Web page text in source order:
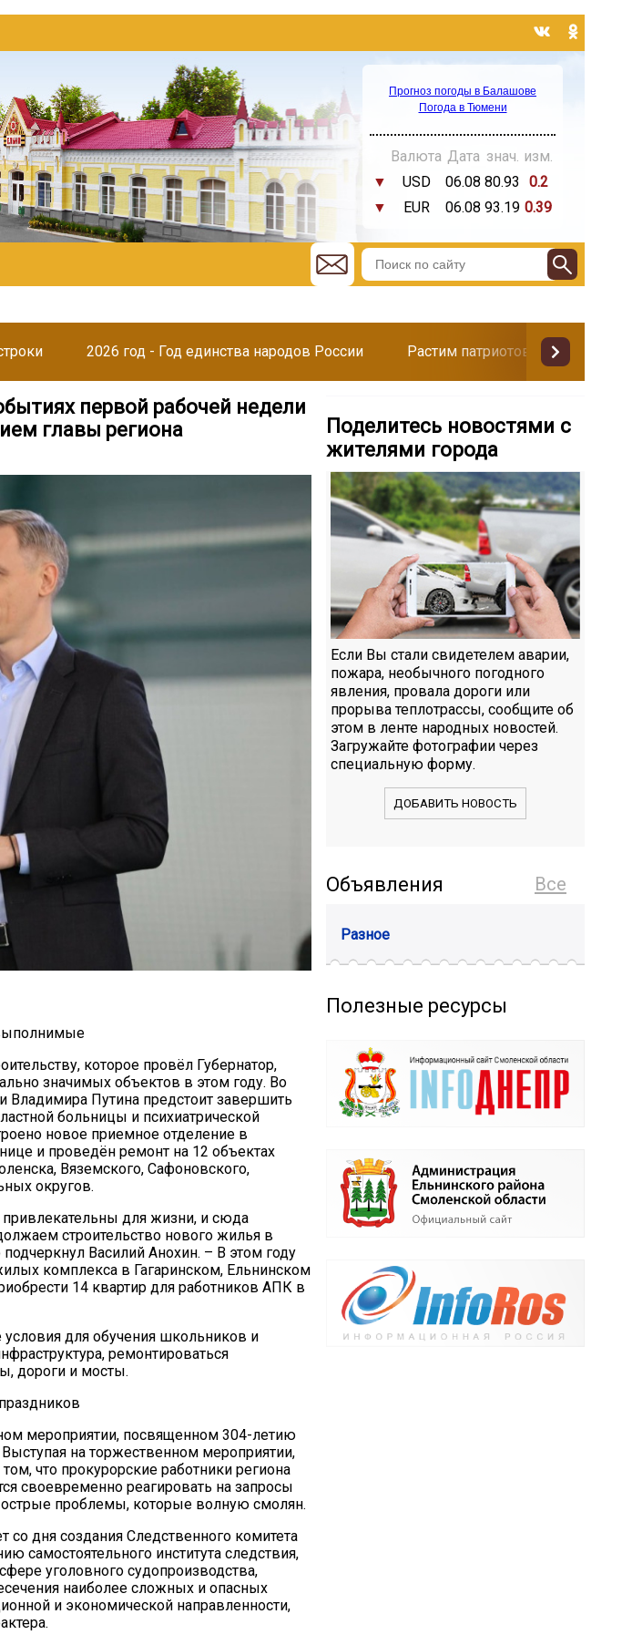
Прогноз погоды в Балашове
Погода в Тюмени
Валюта Дата знач. изм.
▼
USD 06.08 80.93
0.2
▼
EUR 06.08 93.19 0.39
2026 год - Год единства народов России Растим патриотов
первой рабочей недели
главы региона
которое провёл Губернатор,
значимых объектов в этом году. Во
Владимира Путина предстоит завершить
больницы и психиатрической
новое приемное отделение в
и проведён ремонт на 12 объектах
Вяземского, Сафоновского,
округов.
для жизни, и сюда
строительство нового жилья в
Василий Анохин. – В этом году
комплекса в Гагаринском, Ельнинском
14 квартир для работников АПК в
для обучения школьников и
ремонтироваться
дороги и мосты.
мероприятии, посвященном 304-летию
на торжественном мероприятии,
что прокурорские работники региона
своевременно реагировать на запросы
проблемы, которые волную смолян.
дня создания Следственного комитета
самостоятельного института следствия,
уголовного судопроизводства,
наиболее сложных и опасных
и экономической направленности,
Поделитесь новостями с
жителями города
Если Вы стали свидетелем аварии,
пожара, необычного погодного
явления, провала дороги или
прорыва теплотрассы, сообщите об
этом в ленте народных новостей.
Загружайте фотографии через
специальную форму.
ДОБАВИТЬ НОВОСТЬ
Все
Объявления
Разное
Полезные ресурсы